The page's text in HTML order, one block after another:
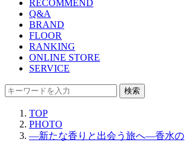
RECOMMEND
Q&A
BRAND
FLOOR
RANKING
ONLINE STORE
SERVICE
検索
TOP
PHOTO
―新たな香りと出会う旅へ―香水の